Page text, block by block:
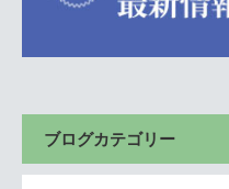
ブログカテゴリー